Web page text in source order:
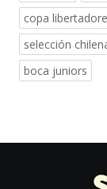
copa
selección
boca juniors